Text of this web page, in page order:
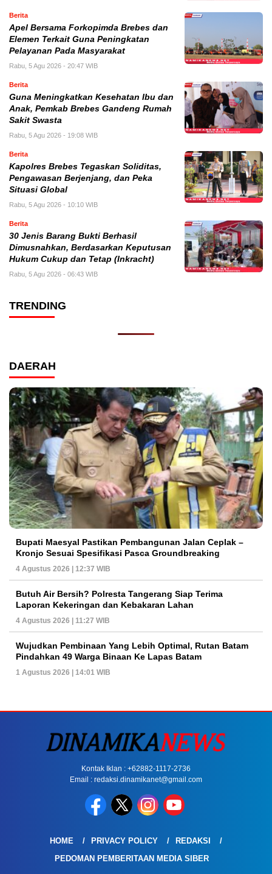
Berita
Apel Bersama Forkopimda Brebes dan
Elemen Terkait Guna Peningkatan
Pelayanan Pada Masyarakat
Rabu, 5 Agu 2026 - 20:47 WIB
Berita
Guna Meningkatkan Kesehatan Ibu dan
Anak, Pemkab Brebes Gandeng Rumah
Sakit Swasta
Rabu, 5 Agu 2026 - 19:08 WIB
Berita
Kapolres Brebes Tegaskan Soliditas,
Pengawasan Berjenjang, dan Peka
Situasi Global
Rabu, 5 Agu 2026 - 10:10 WIB
Berita
30 Jenis Barang Bukti Berhasil
Dimusnahkan, Berdasarkan Keputusan
Hukum Cukup dan Tetap (Inkracht)
Rabu, 5 Agu 2026 - 06:43 WIB
TRENDING
DAERAH
Bupati Maesyal Pastikan Pembangunan Jalan Ceplak –
Kronjo Sesuai Spesifikasi Pasca Groundbreaking
4 Agustus 2026 | 12:37 WIB
Butuh Air Bersih? Polresta Tangerang Siap Terima
Laporan Kekeringan dan Kebakaran Lahan
4 Agustus 2026 | 11:27 WIB
Wujudkan Pembinaan Yang Lebih Optimal, Rutan Batam
Pindahkan 49 Warga Binaan Ke Lapas Batam
1 Agustus 2026 | 14:01 WIB
Kontak Iklan : +62882-1117-2736
Email : redaksi.dinamikanet@gmail.com
HOME PRIVACY POLICY
REDAKSI
PEDOMAN PEMBERITAAN MEDIA SIBER